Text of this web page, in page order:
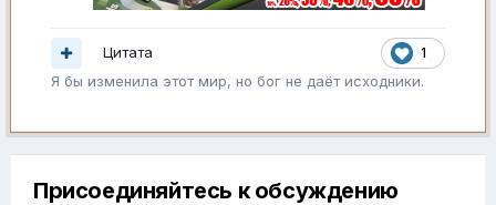
1
Цитата
Я бы изменила этот мир, но бог не даёт исходники.
Присоединяйтесь к обсуждению